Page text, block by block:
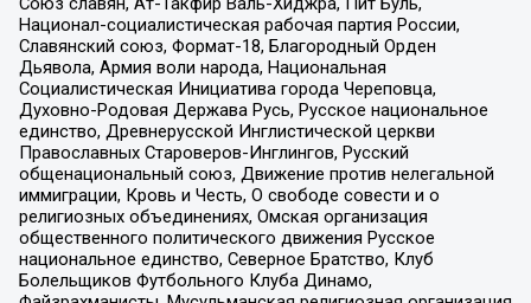
Национал-социалистическая рабочая партия России,
Славянский союз, Формат-18, Благородный Орден
Дьявола, Армия воли народа, Национальная
Социалистическая Инициатива города Череповца,
Духовно-Родовая Держава Русь, Русское национальное
единство, Древнерусской Инглистической церкви
Православных Староверов-Инглингов, Русский
общенациональный союз, Движение против нелегальной
иммиграции, Кровь и Честь, О свободе совести и о
религиозных объединениях, Омская организация
общественного политического движения Русское
национальное единство, Северное Братство, Клуб
Болельщиков Футбольного Клуба Динамо,